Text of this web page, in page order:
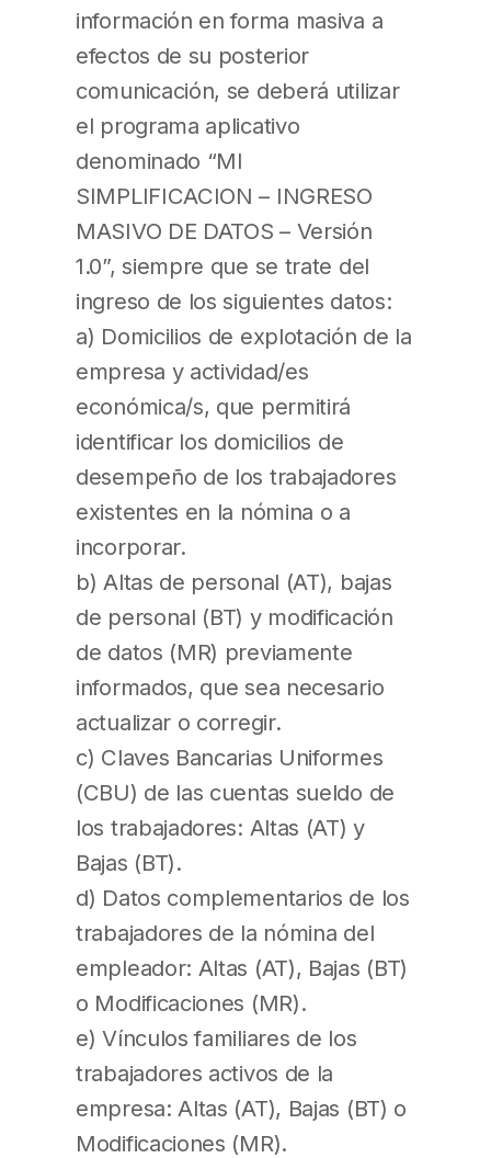
información en forma masiva a
efectos de su posterior
comunicación, se deberá utilizar
el programa aplicativo
denominado “MI
SIMPLIFICACION – INGRESO
MASIVO DE DATOS – Versión
1.0”, siempre que se trate del
ingreso de los siguientes datos:
a) Domicilios de explotación de la
empresa y actividad/es
económica/s, que permitirá
identificar los domicilios de
desempeño de los trabajadores
existentes en la nómina o a
incorporar.
b) Altas de personal (AT), bajas
de personal (BT) y modificación
de datos (MR) previamente
informados, que sea necesario
actualizar o corregir.
c) Claves Bancarias Uniformes
(CBU) de las cuentas sueldo de
los trabajadores: Altas (AT) y
Bajas (BT).
d) Datos complementarios de los
trabajadores de la nómina del
empleador: Altas (AT), Bajas (BT)
o Modificaciones (MR).
e) Vínculos familiares de los
trabajadores activos de la
empresa: Altas (AT), Bajas (BT) o
Modificaciones (MR).